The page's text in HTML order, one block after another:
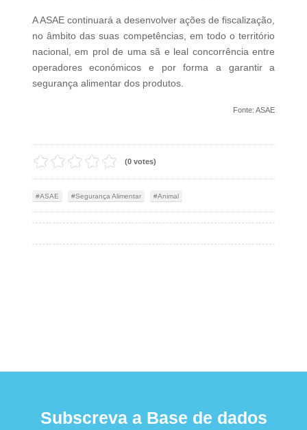
A ASAE continuará a desenvolver ações de fiscalização,
no âmbito das suas competências, em todo o território
nacional, em prol de uma sã e leal concorrência entre
operadores económicos e por forma a garantir a
segurança alimentar dos produtos.
Fonte: ASAE
(0 votes)
ASAE Segurança Alimentar Animal
Subscreva a Base de dados